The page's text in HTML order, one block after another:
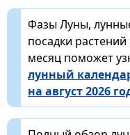
Фазы Луны,
посадки
месяц поможет
лунный
на август 2026